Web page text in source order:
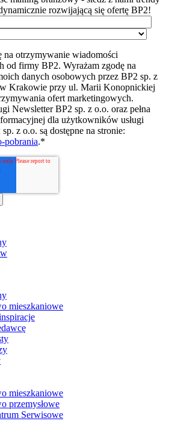
rozwijającą się ofertę BP2!
na otrzymywanie wiadomości
od firmy BP2. Wyrażam zgodę na
danych osobowych przez BP2 sp. z
Krakowie przy ul. Marii Konopnickiej
ofert marketingowych.
Newsletter BP2 sp. z o.o. oraz pełna
dla użytkowników usługi
z o.o. są dostępne na stronie:
pobrania.*
mieszkaniowe
mieszkaniowe
przemysłowe
Serwisowe